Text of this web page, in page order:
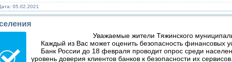
05.02.2021
Уважаемые жители Тяжинского
Каждый из Вас может оценить безопасность финансовых
Банк России до 18 февраля проводит опрос среди
уровень доверия клиентов банков к безопасности их